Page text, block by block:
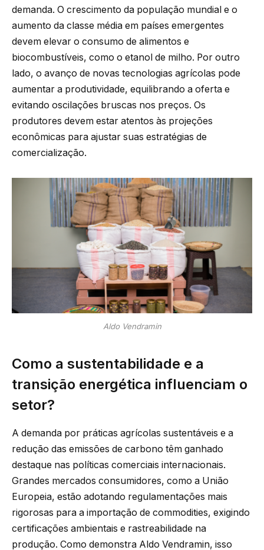
demanda. O crescimento da população mundial e o
aumento da classe média em países emergentes
devem elevar o consumo de alimentos e
biocombustíveis, como o etanol de milho. Por outro
lado, o avanço de novas tecnologias agrícolas pode
aumentar a produtividade, equilibrando a oferta e
evitando oscilações bruscas nos preços. Os
produtores devem estar atentos às projeções
econômicas para ajustar suas estratégias de
comercialização.
Aldo Vendramin
Como a sustentabilidade e a
transição energética influenciam o
setor?
A demanda por práticas agrícolas sustentáveis e a
redução das emissões de carbono têm ganhado
destaque nas políticas comerciais internacionais.
Grandes mercados consumidores, como a União
Europeia, estão adotando regulamentações mais
rigorosas para a importação de commodities, exigindo
certificações ambientais e rastreabilidade na
produção. Como demonstra Aldo Vendramin, isso